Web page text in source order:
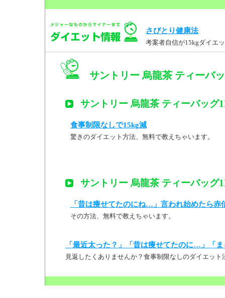
さびとり健康法
考案者自信が15kgダイエ
サントリー 烏龍茶 ティーバ
サントリー 烏龍茶 ティーバッグ
食事制限なしで15kg減
驚きのダイエット方法、無料で教えちゃいます。
サントリー 烏龍茶 ティーバッグ
「昔は痩せてたのにね…」言われ始めたら
その方法、無料で教えちゃいます。
「最近太った？」「昔は痩せてたのに…」「
見返したくありませんか？食事制限なしのダイエッ